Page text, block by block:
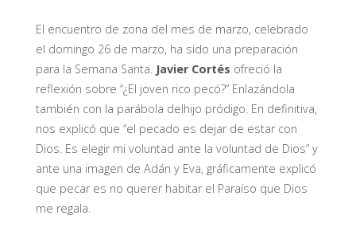
El encuentro de zona del mes de marzo, celebrado
el domingo 26 de marzo, ha sido una preparación
para la Semana Santa. Javier Cortés ofreció la
reflexión sobre “¿El joven rico pecó?” Enlazándola
también con la parábola delhijo pródigo. En definitiva,
nos explicó que “el pecado es dejar de estar con
Dios. Es elegir mi voluntad ante la voluntad de Dios” y
ante una imagen de Adán y Eva, gráficamente explicó
que pecar es no querer habitar el Paraíso que Dios
me regala.